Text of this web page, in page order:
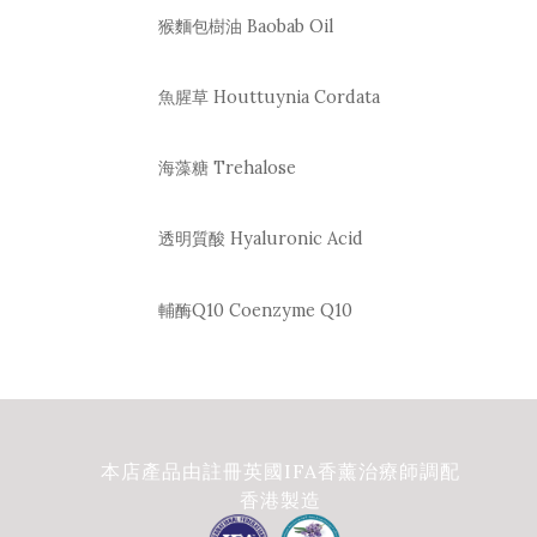
猴麵包樹油 Baobab Oil
魚腥草 Houttuynia Cordata
海藻糖 Trehalose
透明質酸 Hyaluronic Acid
輔酶Q10 Coenzyme Q10
本店產品由註冊英國IFA香薰治療師調配
香港製造